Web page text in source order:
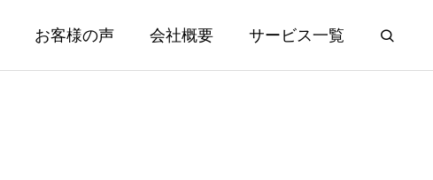
お客様の声 会社概要 サービス一覧